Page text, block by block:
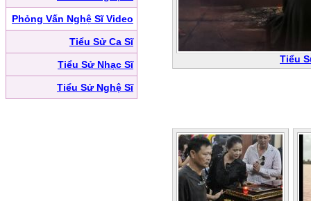
Phỏng Vấn Nghệ Sĩ Video
Tiểu Sử Ca Sĩ
Tiểu Sử Nhạc Sĩ
Tiểu Sử Nghệ Sĩ
Tiểu